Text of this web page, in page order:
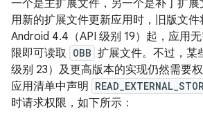
一个是主扩展文件，另一个是补丁扩
用新的扩展文件更新应用时，旧版文件
Android 4.4（API 级别 19）起，应用
限即可读取 OBB 扩展文件。不过，某
级别 23）及更高版本的实现仍然需要
应用清单中声明
时请求权限，如下所示：